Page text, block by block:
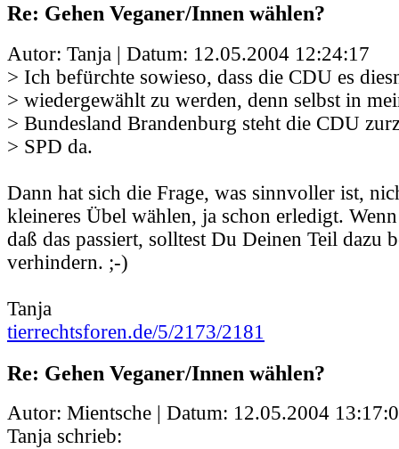
Re: Gehen Veganer/Innen wählen?
Autor: Tanja | Datum: 12.05.2004 12:24:17
> Ich befürchte sowieso, dass die CDU es
> wiedergewählt zu werden, denn selbst in
> Bundesland Brandenburg steht die CDU
> SPD da.
Dann hat sich die Frage, was sinnvoller ist,
kleineres Übel wählen, ja schon erledigt.
daß das passiert, solltest Du Deinen Teil dazu
verhindern. ;-)
Tanja
tierrechtsforen.de/5/2173/2181
Re: Gehen Veganer/Innen wählen?
Autor: Mientsche | Datum: 12.05.2004
Tanja schrieb: